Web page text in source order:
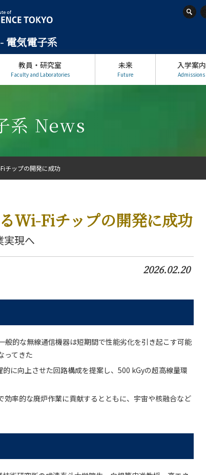
電気電子系
教員・研究室
Faculty and Laboratories
未来
Future
入学案内
Admissions
系 News
Wi-Fiチップの開発に成功
実現へ
2026.02.20
的な無線通信機器は短期間で性能劣化を引き起こす可能
ってきた
に向上させた回路構成を提案し、500 kGyの超高線量環
率的な廃炉作業に貢献するとともに、宇宙や核融合など
チップの開発に成功